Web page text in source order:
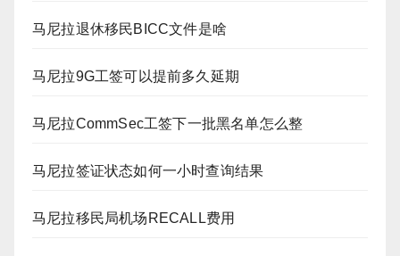
马尼拉退休移民BICC文件是啥
马尼拉9G工签可以提前多久延期
马尼拉CommSec工签下一批黑名单怎么整
马尼拉签证状态如何一小时查询结果
马尼拉移民局机场RECALL费用